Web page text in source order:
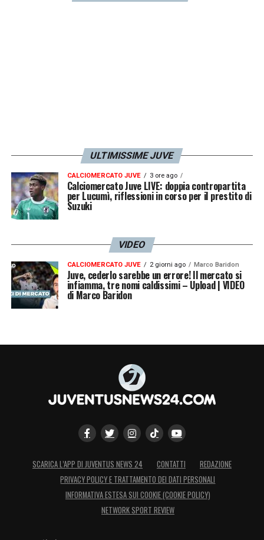
ULTIMISSIME JUVE
CALCIOMERCATO JUVE 3 ore ago
Calciomercato Juve LIVE: doppia contropartita
per Lucumì, riflessioni in corso per il prestito di
Suzuki
VIDEO
CALCIOMERCATO JUVE 2 giorni ago Marco Baridon
Juve, cederlo sarebbe un errore! Il mercato si
infiamma, tre nomi caldissimi – Upload | VIDEO
di Marco Baridon
SCARICA L’APP DI JUVENTUS NEWS 24 CONTATTI
REDAZIONE
PRIVACY POLICY E TRATTAMENTO DEI DATI PERSONALI
INFORMATIVA ESTESA SUI COOKIE (COOKIE POLICY)
NETWORK SPORT REVIEW